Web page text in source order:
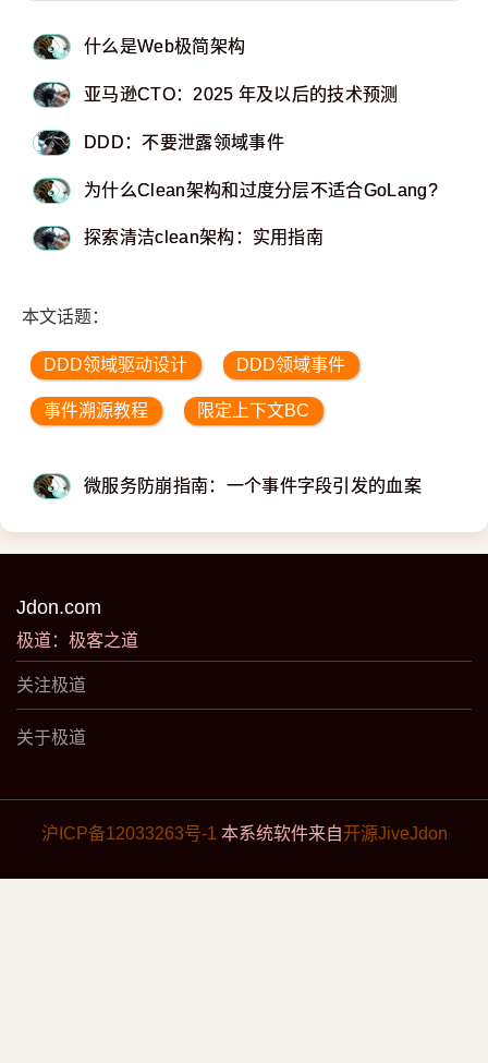
什么是Web极简架构
亚马逊CTO：2025 年及以后的技术预测
DDD：不要泄露领域事件
为什么Clean架构和过度分层不适合GoLang?
探索清洁clean架构：实用指南
本文话题：
DDD领域驱动设计 DDD领域事件
事件溯源教程 限定上下文BC
微服务防崩指南：一个事件字段引发的血案
Jdon.com
极道：极客之道
关注极道
关于极道
沪ICP备12033263号-1 本系统软件来自开源JiveJdon